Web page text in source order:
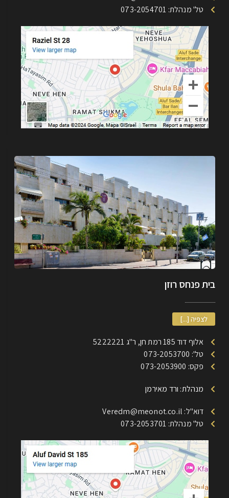
טל' מנהלת: 073-2054701
בית פנחס רוזן
לצפיה [...]
אלוף דוד 185 רמת חן, ר"ג 5222221
טל': 073-2053700
פקס: 073-2053900
מנהלת: ורד מאירמן
דוא"ל: Veredm@meonot.co.il
טל' מנהלת: 073-2053701